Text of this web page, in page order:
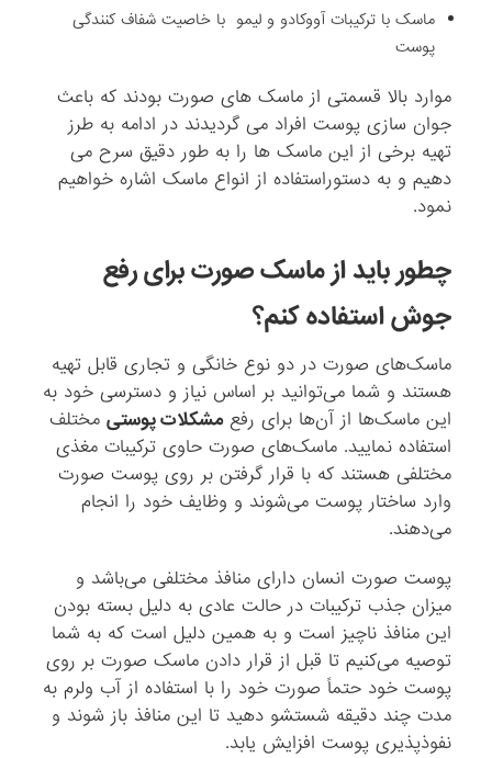
ماسک با ترکیبات آووکادو و لیمو با خاصیت شفاف کنندگی
پوست
موارد بالا قسمتی از ماسک های صورت بودند که باعث
جوان سازی پوست افراد می گردیدند در ادامه به طرز
تهیه برخی از این ماسک ها را به طور دقیق سرح می
دهیم و به دستوراستفاده از انواع ماسک اشاره خواهیم
نمود.
چطور باید از ماسک صورت برای رفع
جوش استفاده کنم؟
ماسک‌های صورت در دو نوع خانگی و تجاری قابل تهیه
هستند و شما می‌توانید بر اساس نیاز و دسترسی خود به
این ماسک‌ها از آن‌ها برای رفعمشکلات پوستی مختلف
استفاده نمایید. ماسک‌های صورت حاوی ترکیبات مغذی
مختلفی هستند که با قرار گرفتن بر روی پوست صورت
وارد ساختار پوست می‌شوند و وظایف خود را انجام
می‌دهند.
پوست صورت انسان دارای منافذ مختلفی می‌باشد و
میزان جذب ترکیبات در حالت عادی به دلیل بسته بودن
این منافذ ناچیز است و به همین دلیل است که به شما
توصیه می‌کنیم تا قبل از قرار دادن ماسک صورت بر روی
پوست خود حتماً صورت خود را با استفاده از آب ولرم به
مدت چند دقیقه شستشو دهید تا این منافذ باز شوند و
نفوذپذیری پوست افزایش یابد.